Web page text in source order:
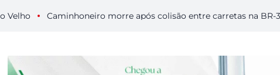
Caminhoneiro morre após colisão entre carretas na BR-364 em